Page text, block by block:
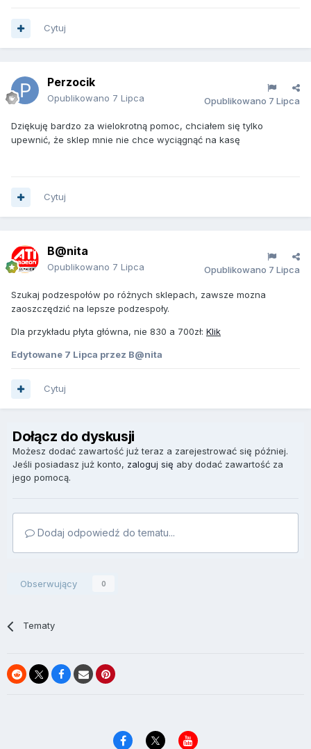
Cytuj
Perzocik
Opublikowano 7 Lipca Opublikowano 7 Lipca
Dziękuję bardzo za wielokrotną pomoc, chciałem się tylko
upewnić, że sklep mnie nie chce wyciągnąć na kasę
Cytuj
B@nita
Opublikowano 7 Lipca Opublikowano 7 Lipca
Szukaj podzespołów po różnych sklepach, zawsze mozna
zaoszczędzić na lepsze podzespoły.
Dla przykładu płyta główna, nie 830 a 700zł: Klik
Edytowane 7 Lipca przez B@nita
Cytuj
Dołącz do dyskusji
Możesz dodać zawartość już teraz a zarejestrować się później.
Jeśli posiadasz już konto, zaloguj się aby dodać zawartość za
jego pomocą.
Dodaj odpowiedź do tematu...
Obserwujący 0
Tematy